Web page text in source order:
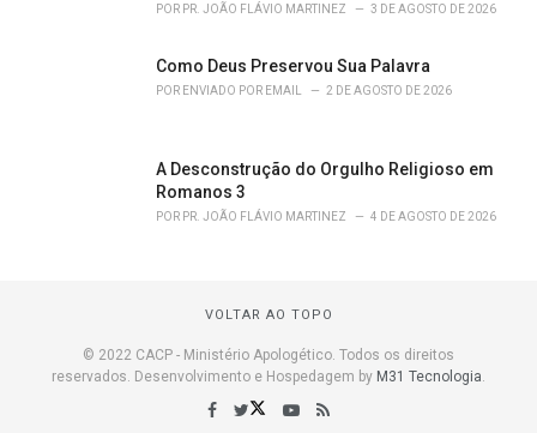
POR PR. JOÃO FLÁVIO MARTINEZ 3 DE AGOSTO DE 2026
Como Deus Preservou Sua Palavra
POR ENVIADO POR EMAIL 2 DE AGOSTO DE 2026
A Desconstrução do Orgulho Religioso em
Romanos 3
POR PR. JOÃO FLÁVIO MARTINEZ 4 DE AGOSTO DE 2026
VOLTAR AO TOPO
© 2022 CACP - Ministério Apologético. Todos os direitos
reservados. Desenvolvimento e Hospedagem by M31 Tecnologia.